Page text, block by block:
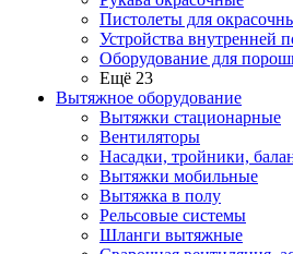
Пистолеты для
Устройства внутренней
Оборудование для
Ещё 23
Вытяжное оборудование
Вытяжки стационарные
Вентиляторы
Насадки, тройники,
Вытяжки мобильные
Вытяжка в полу
Рельсовые системы
Шланги вытяжные